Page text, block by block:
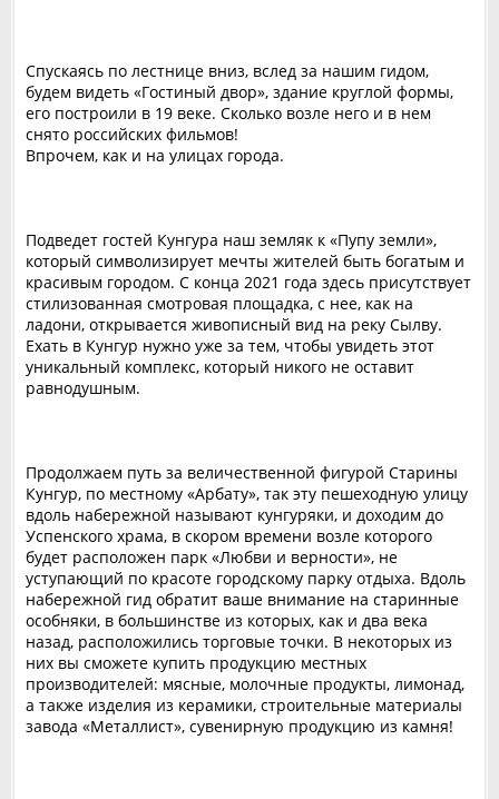
Спускаясь по лестнице вниз, вслед за нашим гидом,
будем видеть «Гостиный двор», здание круглой формы,
его построили в 19 веке. Сколько возле него и в нем
снято российских фильмов!
Впрочем, как и на улицах города.
Подведет гостей Кунгура наш земляк к «Пупу земли»,
который символизирует мечты жителей быть богатым и
красивым городом. С конца 2021 года здесь присутствует
стилизованная смотровая площадка, с нее, как на
ладони, открывается живописный вид на реку Сылву.
Ехать в Кунгур нужно уже за тем, чтобы увидеть этот
уникальный комплекс, который никого не оставит
равнодушным.
Продолжаем путь за величественной фигурой Старины
Кунгур, по местному «Арбату», так эту пешеходную улицу
вдоль набережной называют кунгуряки, и доходим до
Успенского храма, в скором времени возле которого
будет расположен парк «Любви и верности», не
уступающий по красоте городскому парку отдыха. Вдоль
набережной гид обратит ваше внимание на старинные
особняки, в большинстве из которых, как и два века
назад, расположились торговые точки. В некоторых из
них вы сможете купить продукцию местных
производителей: мясные, молочные продукты, лимонад,
а также изделия из керамики, строительные материалы
завода «Металлист», сувенирную продукцию из камня!